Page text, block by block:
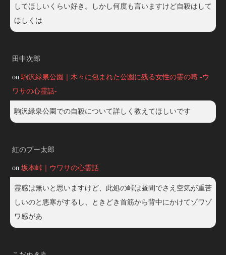
してほしいくらい好き。しかし何度も言いますけど自殺はして
ほしくは
田中次郎
on駒沢緑泉公園｜木々に包まれた公園に残る女性の霊の噂 -ウ
ワサの心霊話-
駒沢緑泉公園での自殺について詳しく教えてほしいです
紅のプー太郎
on 坂本峠｜ウワサの心霊話
霊感は無いと思いますけど、此処の峠は昼間でさえ空気が重苦
しいのと悪寒がするし、ときどき首筋から背中にかけてゾワゾ
ワ感があ